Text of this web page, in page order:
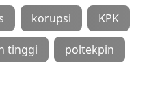
korupsi KPK
tinggi poltekpin